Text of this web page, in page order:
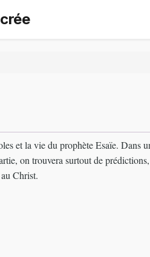
et la vie du prophète Esaïe. Dans
on trouvera surtout de
Christ.